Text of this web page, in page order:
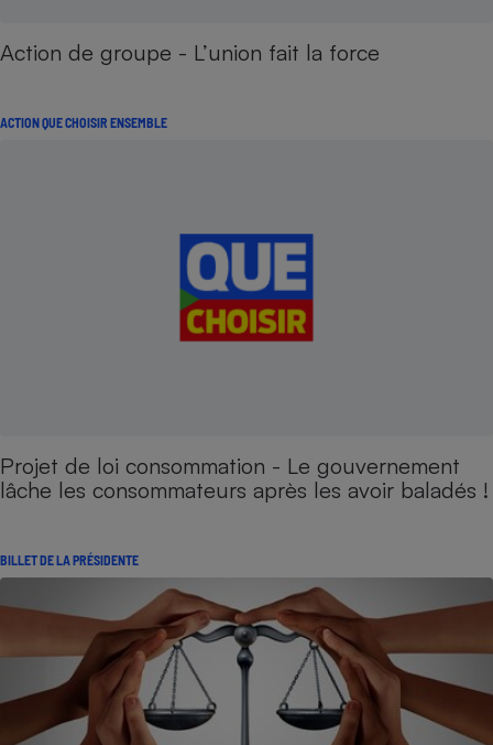
Action de groupe - L’union fait la force
ACTION QUE CHOISIR ENSEMBLE
Projet de loi consommation - Le gouvernement
lâche les consommateurs après les avoir baladés !
BILLET DE LA PRÉSIDENTE